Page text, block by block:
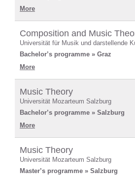
More
Composition and Music
Universität für Musik und darstellende
Bachelor’s programme » Graz
More
Music Theory
Universität Mozarteum Salzburg
Bachelor’s programme » Salzburg
More
Music Theory
Universität Mozarteum Salzburg
Master’s programme » Salzburg